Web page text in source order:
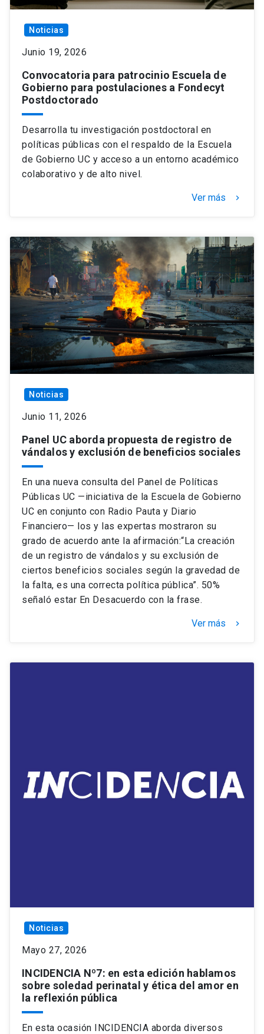
Noticias
Junio 19, 2026
Convocatoria para patrocinio Escuela de
Gobierno para postulaciones a Fondecyt
Postdoctorado
Desarrolla tu investigación postdoctoral en
políticas públicas con el respaldo de la Escuela
de Gobierno UC y acceso a un entorno académico
colaborativo y de alto nivel.
Ver más keyboard_arrow_right
Noticias
Junio 11, 2026
Panel UC aborda propuesta de registro de
vándalos y exclusión de beneficios sociales
En una nueva consulta del Panel de Políticas
Públicas UC —iniciativa de la Escuela de Gobierno
UC en conjunto con Radio Pauta y Diario
Financiero— los y las expertas mostraron su
grado de acuerdo ante la afirmación:“La creación
de un registro de vándalos y su exclusión de
ciertos beneficios sociales según la gravedad de
la falta, es una correcta política pública”. 50%
señaló estar En Desacuerdo con la frase.
Ver más keyboard_arrow_right
Noticias
Mayo 27, 2026
INCIDENCIA Nº7: en esta edición hablamos
sobre soledad perinatal y ética del amor en
la reflexión pública
En esta ocasión INCIDENCIA aborda diversos